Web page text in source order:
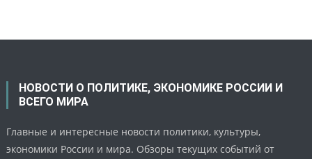
НОВОСТИ О ПОЛИТИКЕ, ЭКОНОМИКЕ РОССИИ И
ВСЕГО МИРА
Главные и интересные новости политики, культуры,
экономики России и мира. Обзоры текущих событий от